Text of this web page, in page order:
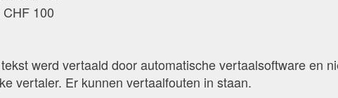
100
werd vertaald door automatische vertaalsoftware en
vertaler. Er kunnen vertaalfouten in staan.